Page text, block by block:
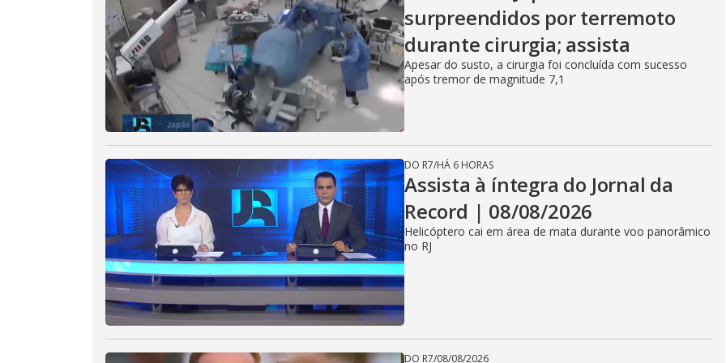
surpreendidos por terremoto
durante cirurgia; assista
Apesar do susto, a cirurgia foi concluída com sucesso
após tremor de magnitude 7,1
DO R7/HÁ 6 HORAS
Assista à íntegra do Jornal da
Record | 08/08/2026
Helicóptero cai em área de mata durante voo panorâmico
no RJ
DO R7/08/08/2026